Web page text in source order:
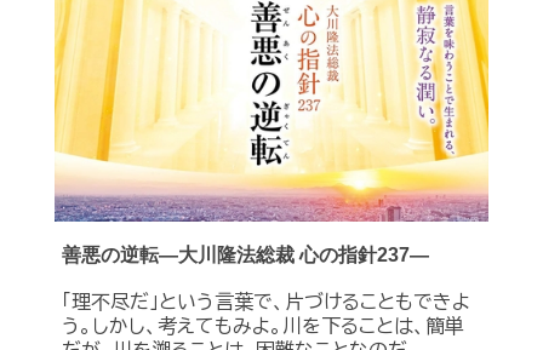
善悪の逆転―大川隆法総裁 心の指針237―
「理不尽だ」という言葉で、片づけることもできよ
う。しかし、考えてもみよ。川を下ることは、簡単